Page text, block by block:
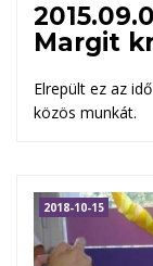
Margit
Elrepült ez az
közös munkát.
2018-10-15